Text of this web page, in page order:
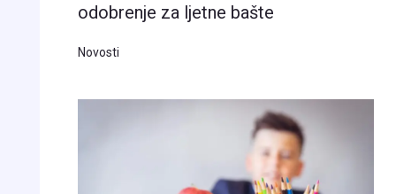
odobrenje za ljetne bašte
Novosti